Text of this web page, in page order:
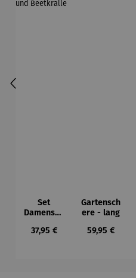
Set
Damensch
Beetkralle
Regulärer Preis:
37,95 €
Gartensch
ere - lang
Regulärer
59,95 €